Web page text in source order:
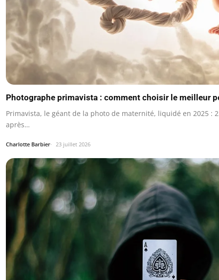
Photographe primavista : comment choisir le meilleur
Primavista, le géant de la photo de maternité, liquidé en 2025 :
après…
Charlotte Barbier 23 juillet 2026